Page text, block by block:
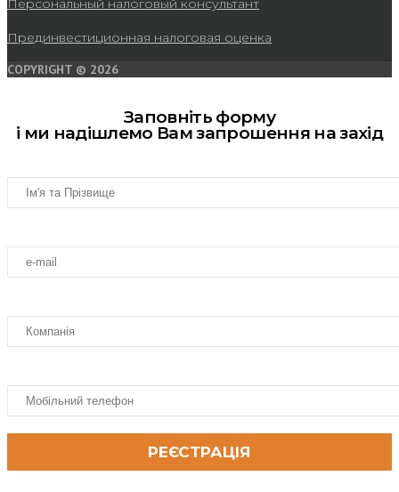
Персональный налоговый консультант
Прединвестиционная налоговая оценка
COPYRIGHT © 2026
Заповніть форму
і ми надішлемо Вам запрошення на захід